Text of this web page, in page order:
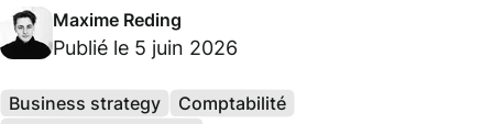
Maxime Reding
Publié le 5 juin 2026
Business strategy
Comptabilité